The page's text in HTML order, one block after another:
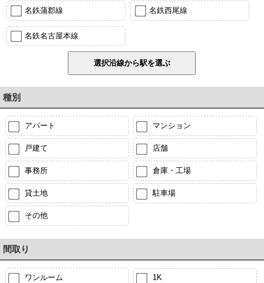
名鉄蒲郡線 名鉄西尾線
名鉄名古屋本線
種別
アパート マンション
戸建て 店舗
事務所 倉庫・工場
貸土地 駐車場
その他
間取り
ワンルーム 1K